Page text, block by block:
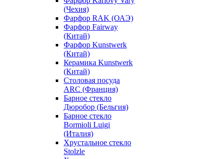
(Чехия)
Фарфор RAK (ОАЭ)
Фарфор Fairway
(Китай)
Фарфор Kunstwerk
(Китай)
Керамика Kunstwerk
(Китай)
Столовая посуда
ARC (Франция)
Барное стекло
Дюробор (Бельгия)
Барное стекло
Bormioli Luigi
(Италия)
Хрустальное стекло
Stolzle